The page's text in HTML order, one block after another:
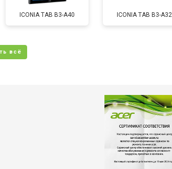
ICONIA TAB B3-A40 ICONIA TAB B3-A32